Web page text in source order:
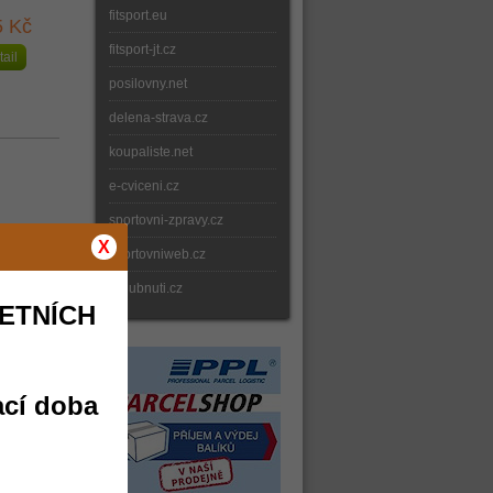
Kč fitsport.eu
fitsport-jt.cz
posilovny.net
delena-strava.cz
koupaliste.net
e-cviceni.cz
sportovni-zpravy.cz
sportovniweb.cz
e-hubnuti.cz
X
doba